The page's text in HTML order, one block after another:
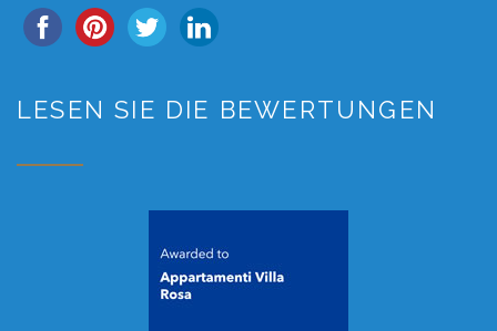
LESEN SIE DIE BEWERTUNGEN